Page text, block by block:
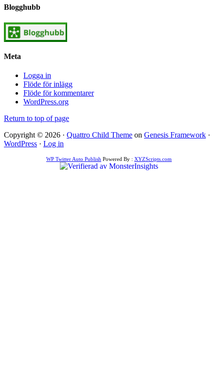
Blogghubb
Meta
Logga in
Flöde för inlägg
Flöde för kommentarer
WordPress.org
Return to top of page
Copyright © 2026 · Quattro Child Theme on Genesis Framework ·
WordPress · Log in
WP Twitter Auto Publish Powered By : XYZScripts.com